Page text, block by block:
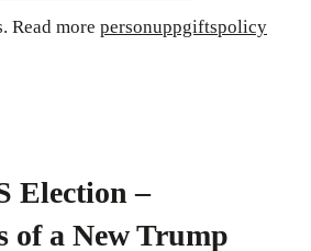
Read more personuppgiftspolicy
Election –
of a New Trump